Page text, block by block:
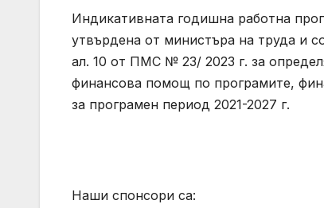
Индикативната годишна работна
утвърдена от министъра на труда и
ал. 10 от ПМС № 23/ 2023 г. за
финансова помощ по програмите,
за програмен период 2021-2027 г.
Наши спонсори са: